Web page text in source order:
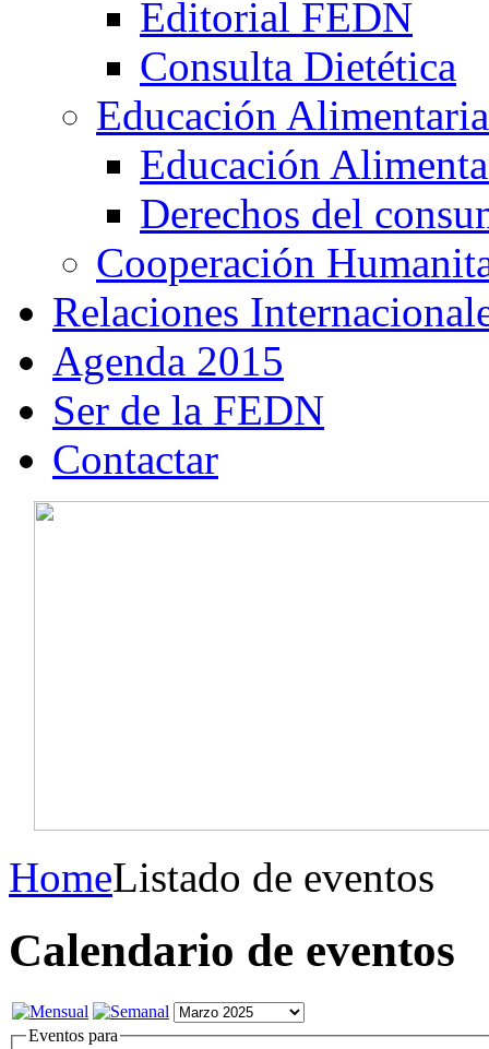
Editorial FEDN
Consulta Dietética
Educación Alimentaria
Educación
Derechos del
Cooperación
Relaciones
Agenda 2015
Ser de la FEDN
Contactar
HomeListado de eventos
Calendario de eventos
Eventos para